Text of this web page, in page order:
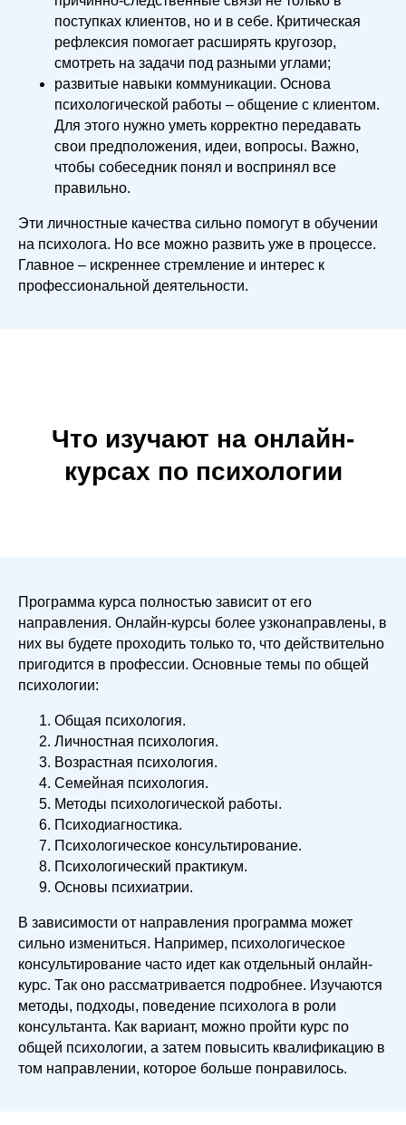
поступках клиентов, но и в себе. Критическая
рефлексия помогает расширять кругозор,
смотреть на задачи под разными углами;
развитые навыки коммуникации. Основа
психологической работы – общение с клиентом.
Для этого нужно уметь корректно передавать
свои предположения, идеи, вопросы. Важно,
чтобы собеседник понял и воспринял все
правильно.
Эти личностные качества сильно помогут в обучении
на психолога. Но все можно развить уже в процессе.
Главное – искреннее стремление и интерес к
профессиональной деятельности.
Что изучают на онлайн-
курсах по психологии
Программа курса полностью зависит от его
направления. Онлайн-курсы более узконаправлены, в
них вы будете проходить только то, что действительно
пригодится в профессии. Основные темы по общей
психологии:
Общая психология.
Личностная психология.
Возрастная психология.
Семейная психология.
Методы психологической работы.
Психодиагностика.
Психологическое консультирование.
Психологический практикум.
Основы психиатрии.
В зависимости от направления программа может
сильно измениться. Например, психологическое
консультирование часто идет как отдельный онлайн-
курс. Так оно рассматривается подробнее. Изучаются
методы, подходы, поведение психолога в роли
консультанта. Как вариант, можно пройти курс по
общей психологии, а затем повысить квалификацию в
том направлении, которое больше понравилось.